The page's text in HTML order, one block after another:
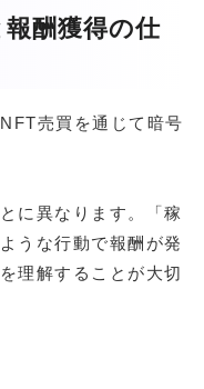
酬獲得の仕
売買を通じて暗号
に異なります。「稼
うな行動で報酬が発
理解することが大切